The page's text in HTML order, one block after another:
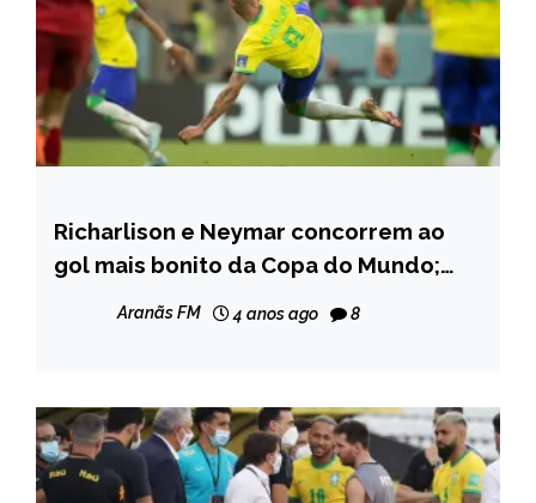
ESPORTES
Richarlison e Neymar concorrem ao
gol mais bonito da Copa do Mundo;
Aranãs FM 4 anos ago 8